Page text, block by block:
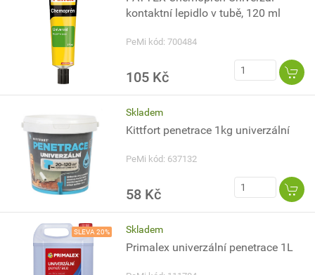
kontaktní lepidlo v tubě, 120 ml
PeMi kód: 700484
105 Kč
Skladem
Kittfort penetrace 1kg univerzální
PeMi kód: 637132
58 Kč
SLEVA 20% Skladem
Primalex univerzální penetrace 1L